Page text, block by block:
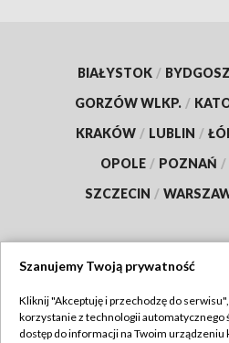
BIAŁYSTOK /
GORZÓW WLKP. /
KRAKÓW / LUBLIN /
OPOLE / POZNAŃ /
SZCZECIN /
TVP
Szanujemy Twoją prywatność
Kliknij "Akceptuję i przechodzę do
korzystanie z technologii automatycznego
dostęp do informacji na Twoim urządzeniu